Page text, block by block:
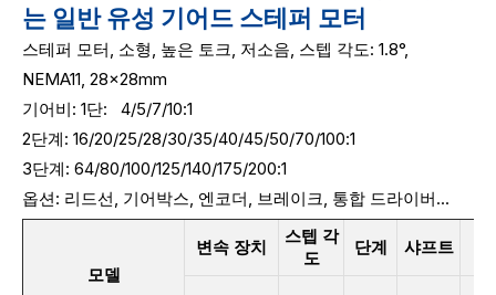
는 일반 유성 기어드 스테퍼 모터
스테퍼 모터, 소형, 높은 토크, 저소음, 스텝 각도: 1.8°,
NEMA11, 28x28mm
기어비: 1단: 4/5/7/10:1
2단계: 16/20/25/28/30/35/40/45/50/70/100:1
3단계: 64/80/100/125/140/175/200:1
옵션: 리드선, 기어박스, 엔코더, 브레이크, 통합 드라이버...
모델
변속 장치
스텝 각
도
단계 샤프트